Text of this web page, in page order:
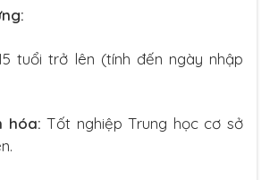
tuổi trở lên (tính đến ngày nhập
hóa: Tốt nghiệp Trung học cơ sở